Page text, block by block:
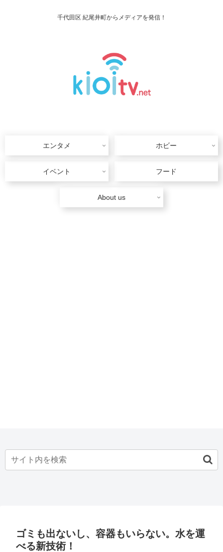
千代田区 紀尾井町からメディアを発信！
エンタメ ホビー
イベント フード
About us
ゴミも出ないし、容器もいらない。水を運
べる新技術！